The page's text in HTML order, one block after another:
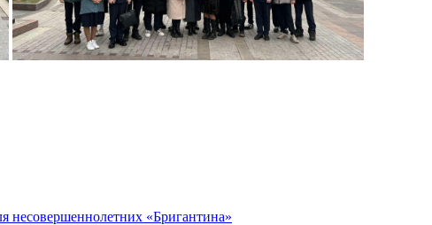
несовершеннолетних «Бригантина»